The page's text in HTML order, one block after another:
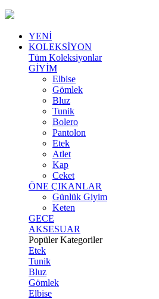
YENİ
KOLEKSİYON
Tüm Koleksiyonlar
GİYİM
Elbise
Gömlek
Bluz
Tunik
Bolero
Pantolon
Etek
Atlet
Kap
Ceket
ÖNE ÇIKANLAR
Günlük Giyim
Keten
GECE
AKSESUAR
Popüler Kategoriler
Etek
Tunik
Bluz
Gömlek
Elbise